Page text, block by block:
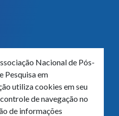
Nacional de Pós-
Pesquisa em
utiliza cookies em seu
de navegação no
de informações